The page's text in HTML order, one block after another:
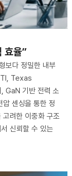
효율”
보다 정밀한 내부
Texas
GaN 기반 전력 소
압 센싱을 통한 정
려한 이중화 구조
신뢰할 수 있는